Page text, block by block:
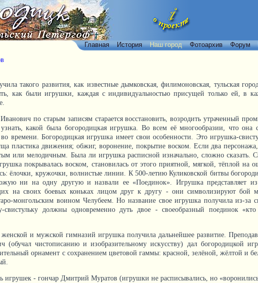
Главная История Наш город Фотоархив Форум
такого развития, как известные дымковская, филимоновская, тульская
как были игрушки, каждая с индивидуальностью присущей только ей, в
по старым записям старается восстановить, возродить утраченный
какой была богородицкая игрушка. Во всем её многообразии, что она
во времени. Богородицкая игрушка имеет свои особенности. Это игрушка-
пластика движения; обжиг, воронение, покрытие воском. Если два
или мелодичным. Была ли игрушка расписной изначально, сложно сказать.
покрывалась воском, становилась от этого приятной, мягкой, тёплой на
ёлочки, кружочки, волнистые линии. К 500-летию Куликовской битвы
ни на одну другую и назвали ее «Поединок». Игрушка представляет из
на своих боевых коньках лицом друг к другу - они символизируют бой
монгольским воином Челубеем. Но название свое игрушка получила из-за
должны одновременно дуть двое - своеобразный поединок «кто
и мужской гимназий игрушка получила дальнейшее развитие.
чистописанию и изобразительному искусству) дал богородицкой
орнамент с сохранением цветовой гаммы: красной, зелёной, жёлтой и
игрушек - гончар Дмитрий Муратов (игрушки не расписывались, но